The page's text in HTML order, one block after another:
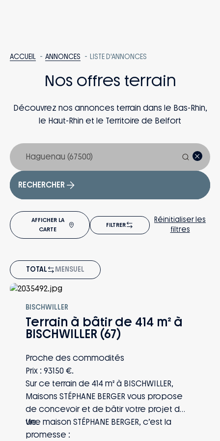
ACCUEIL ANNONCES LISTE D'ANNONCES
Nos offres terrain
Découvrez nos annonces terrain dans le Bas-Rhin,
le Haut-Rhin et le Territoire de Belfort
RECHERCHER
AFFICHER LA
CARTE
FILTRER
Réinitialiser les
filtres
TOTAL MENSUEL
À PARTIR DE93 150€
BISCHWILLER
Terrain à bâtir de 414 m² à
BISCHWILLER (67)
Proche des commodités
Prix : 93150 €.
Sur ce terrain de 414 m² à BISCHWILLER,
Maisons STÉPHANE BERGER vous propose
de concevoir et de bâtir votre projet de
vie.
Une maison STÉPHANE BERGER, c’est la
promesse :